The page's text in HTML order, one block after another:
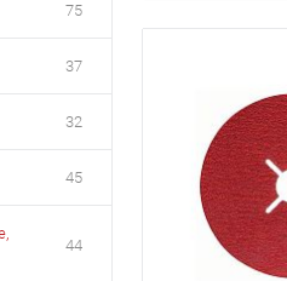
75
37
32
45
44